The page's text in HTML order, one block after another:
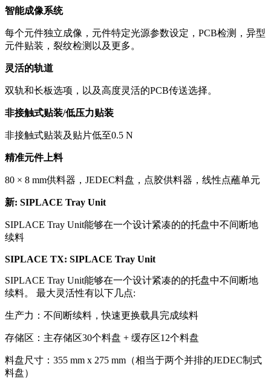
智能成像系统
每个元件独立成像，元件特定光源参数设定，PCB检测，异型
元件贴装，裂纹检测以及更多。
灵活的轨道
双轨和长板选项，以及高度灵活的PCB传送选择。
非接触式贴装/低压力贴装
非接触式贴装及贴片低至0.5 N
精准元件上料
80 × 8 mm供料器，JEDEC料盘，点胶供料器，线性点蘸单元
新: SIPLACE Tray Unit
SIPLACE Tray Unit能够在一个设计紧凑的的托盘中不间断地
续料
SIPLACE TX: SIPLACE Tray Unit
SIPLACE Tray Unit能够在一个设计紧凑的的托盘中不间断地
续料。 最大灵活性有以下几点:
生产力：不间断续料，快速更换载具完成续料
存储区：主存储区30个料盘 + 缓存区12个料盘
料盘尺寸：355 mm x 275 mm（相当于两个并排的JEDEC制式
料盘）